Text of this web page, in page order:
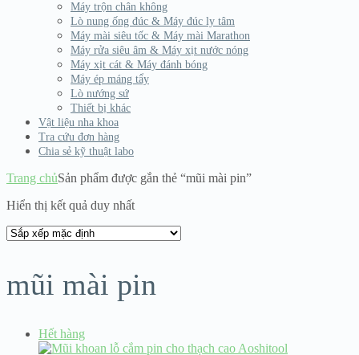
Máy trộn chân không
Lò nung ống đúc & Máy đúc ly tâm
Máy mài siêu tốc & Máy mài Marathon
Máy rửa siêu âm & Máy xịt nước nóng
Máy xịt cát & Máy đánh bóng
Máy ép máng tẩy
Lò nướng sứ
Thiết bị khác
Vật liệu nha khoa
Tra cứu đơn hàng
Chia sẻ kỹ thuật labo
Trang chủSản phẩm được gắn thẻ “mũi mài pin”
Hiển thị kết quả duy nhất
mũi mài pin
Hết hàng